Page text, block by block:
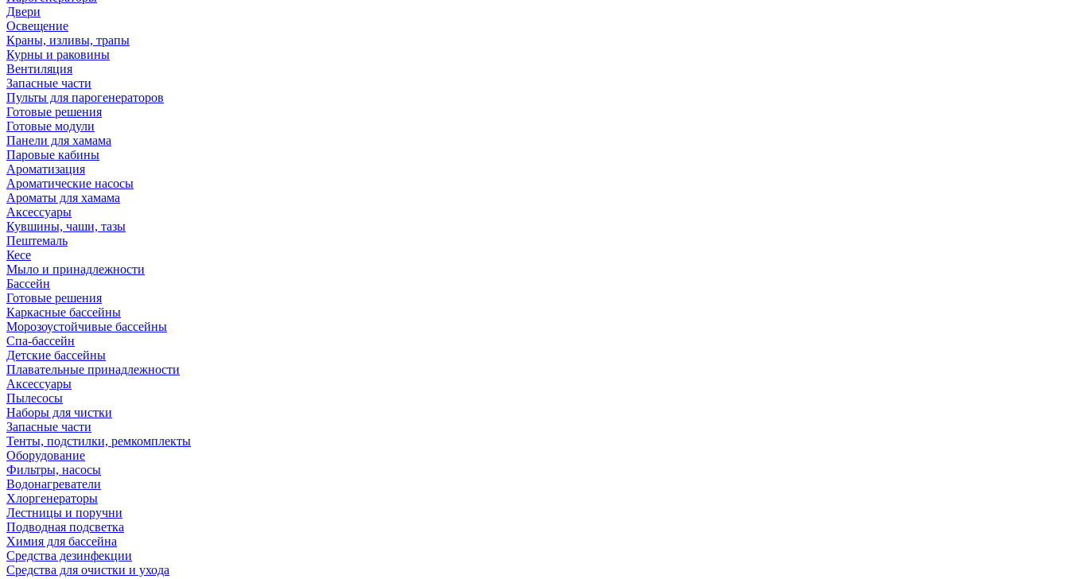
Двери
Освещение
Краны, изливы, трапы
Курны и раковины
Вентиляция
Запасные части
Пульты для парогенераторов
Готовые решения
Готовые модули
Панели для хамама
Паровые кабины
Ароматизация
Ароматические насосы
Ароматы для хамама
Аксессуары
Кувшины, чаши, тазы
Пештемаль
Кесе
Мыло и принадлежности
Бассейн
Готовые решения
Каркасные бассейны
Морозоустойчивые бассейны
Спа-бассейн
Детские бассейны
Плавательные принадлежности
Аксессуары
Пылесосы
Наборы для чистки
Запасные части
Тенты, подстилки, ремкомплекты
Оборудование
Фильтры, насосы
Водонагреватели
Хлоргенераторы
Лестницы и поручни
Подводная подсветка
Химия для бассейна
Средства дезинфекции
Средства для очистки и ухода